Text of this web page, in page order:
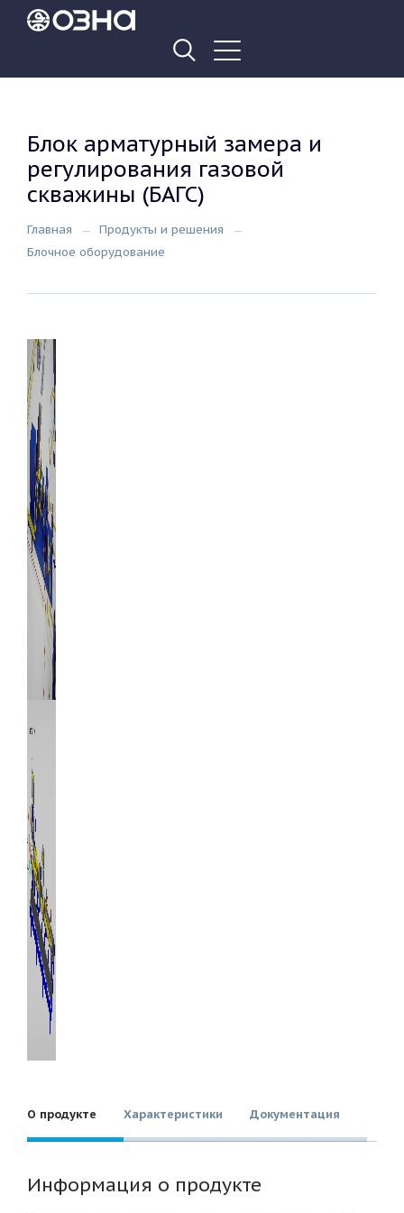
Блок арматурный замера и
регулирования газовой
скважины (БАГС)
Главная
Продукты и решения
Блочное оборудование
О продукте Характеристики Документация
Информация о продукте